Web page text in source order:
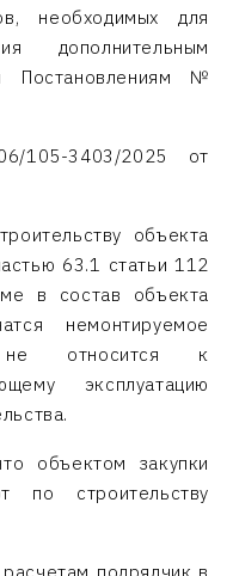
необходимых для
дополнительным
Постановлениям №
3403/2025 от
объекта
63.1 статьи 112
в состав объекта
немонтируемое
не относится к
эксплуатацию
объектом закупки
по строительству